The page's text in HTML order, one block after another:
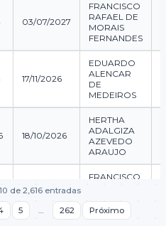
03/07/2027
FRANCISCO
RAFAEL DE
MORAIS
FERNANDES
17/11/2026
EDUARDO
ALENCAR
DE
MEDEIROS
18/10/2026
HERTHA
ADALGIZA
AZEVEDO
ARAUJO
01/06/2027
FRANCISCO
FERNANDES
de 2,616 entradas
5 … 262 Próximo